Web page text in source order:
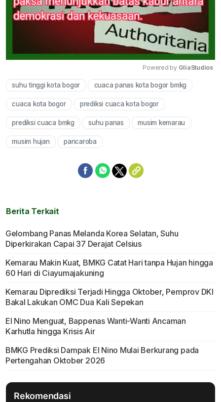
Mute
Powered by GliaStudios
suhu tinggi kota bogor cuaca panas kota bogor bmkg
cuaca kota bogor prediksi cuaca kota bogor
prediksi cuaca bmkg suhu panas musim kemarau
musim hujan pancaroba
Berita Terkait
Gelombang Panas Melanda Korea Selatan, Suhu
Diperkirakan Capai 37 Derajat Celsius
Kemarau Makin Kuat, BMKG Catat Hari tanpa Hujan hingga
60 Hari di Ciayumajakuning
Kemarau Diprediksi Terjadi Hingga Oktober, Pemprov DKI
Bakal Lakukan OMC Dua Kali Sepekan
El Nino Menguat, Bappenas Wanti-Wanti Ancaman
Karhutla hingga Krisis Air
BMKG Prediksi Dampak El Nino Mulai Berkurang pada
Pertengahan Oktober 2026
Rekomendasi